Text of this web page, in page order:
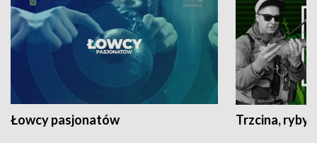
Łowcy pasjonatów Trzcina, ryby